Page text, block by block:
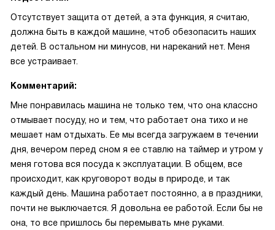
Отсутствует защита от детей, а эта функция, я считаю,
должна быть в каждой машине, чтоб обезопасить наших
детей. В остальном ни минусов, ни нареканий нет. Меня
все устраивает.
Комментарий:
Мне понравилась машина не только тем, что она классно
отмывает посуду, но и тем, что работает она тихо и не
мешает нам отдыхать. Ее мы всегда загружаем в течении
дня, вечером перед сном я ее ставлю на таймер и утром у
меня готова вся посуда к эксплуатации. В общем, все
происходит, как круговорот воды в природе, и так
каждый день. Машина работает постоянно, а в праздники,
почти не выключается. Я довольна ее работой. Если бы не
она, то все пришлось бы перемывать мне руками.